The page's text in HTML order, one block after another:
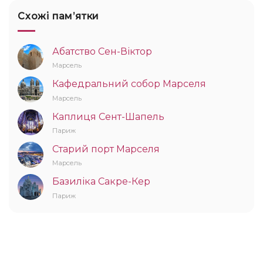
Схожі памʼятки
Абатство Сен-Віктор
Марсель
Кафедральний собор Марселя
Марсель
Каплиця Сент-Шапель
Париж
Старий порт Марселя
Марсель
Базиліка Сакре-Кер
Париж